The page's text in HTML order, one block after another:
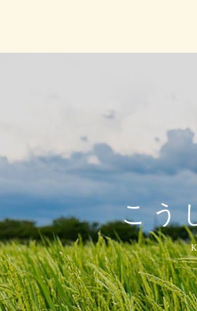
こう